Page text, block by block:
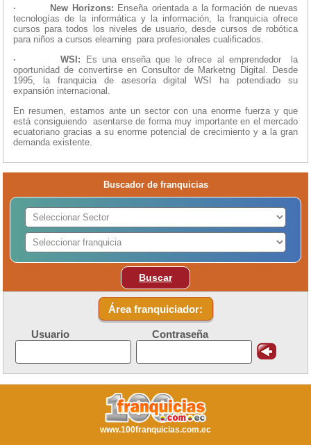
·
New Horizons: Enseña orientada a la formación de nuevas
tecnologías de la informática y la información, la franquicia ofrece
cursos para todos los niveles de usuario, desde cursos de robótica
para niños a cursos elearning para profesionales cualificados.
·WSI: Es una enseña que le ofrece al emprendedor la
oportunidad de convertirse en Consultor de Marketng Digital. Desde
1995, la franquicia de asesoría digital WSI ha potendiado su
expansión internacional.
En resumen, estamos ante un sector con una enorme fuerza y que
está consiguiendo asentarse de forma muy importante en el mercado
ecuatoriano gracias a su enorme potencial de crecimiento y a la gran
demanda existente.
Buscador de franquicias
Buscar
Área franquiciador:
Usuario Contraseña
www.100franquicias.com.ec